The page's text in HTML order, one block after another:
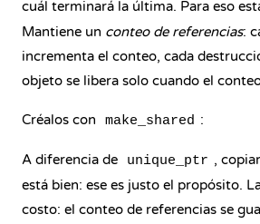
cuál terminará la última. Para eso
Mantiene un conteo de referencias:
incrementa el conteo, cada
objeto se libera solo cuando el
Créalos con make_shared :
A diferencia de unique_ptr ,
está bien: ese es justo el propósito.
costo: el conteo de referencias se